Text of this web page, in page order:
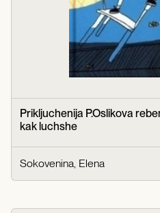
Prikljuchenija P.Oslikova
kak luchshe
Sokovenina, Elena